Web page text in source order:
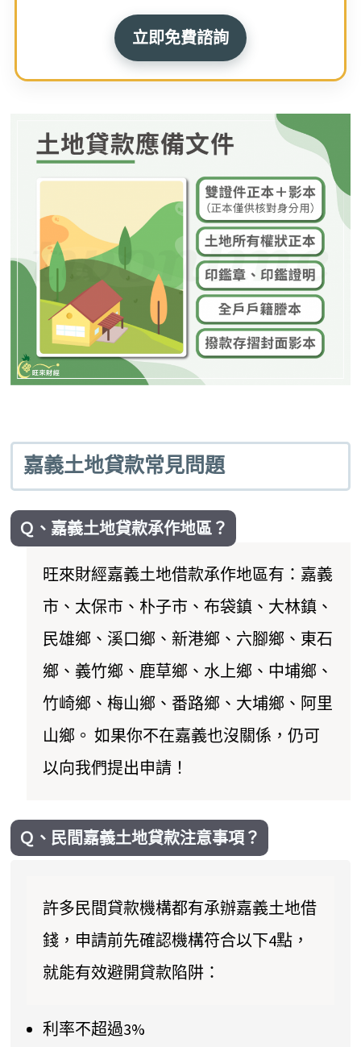
立即免費諮詢
嘉義土地貸款常見問題
Ｑ、嘉義土地貸款承作地區？
旺來財經嘉義土地借款承作地區有：嘉義
市、太保市、朴子市、布袋鎮、大林鎮、
民雄鄉、溪口鄉、新港鄉、六腳鄉、東石
鄉、義竹鄉、鹿草鄉、水上鄉、中埔鄉、
竹崎鄉、梅山鄉、番路鄉、大埔鄉、阿里
山鄉。 如果你不在嘉義也沒關係，仍可
以向我們提出申請！
Ｑ、民間嘉義土地貸款注意事項？
許多民間貸款機構都有承辦嘉義土地借
錢，申請前先確認機構符合以下4點，
就能有效避開貸款陷阱：
利率不超過3%